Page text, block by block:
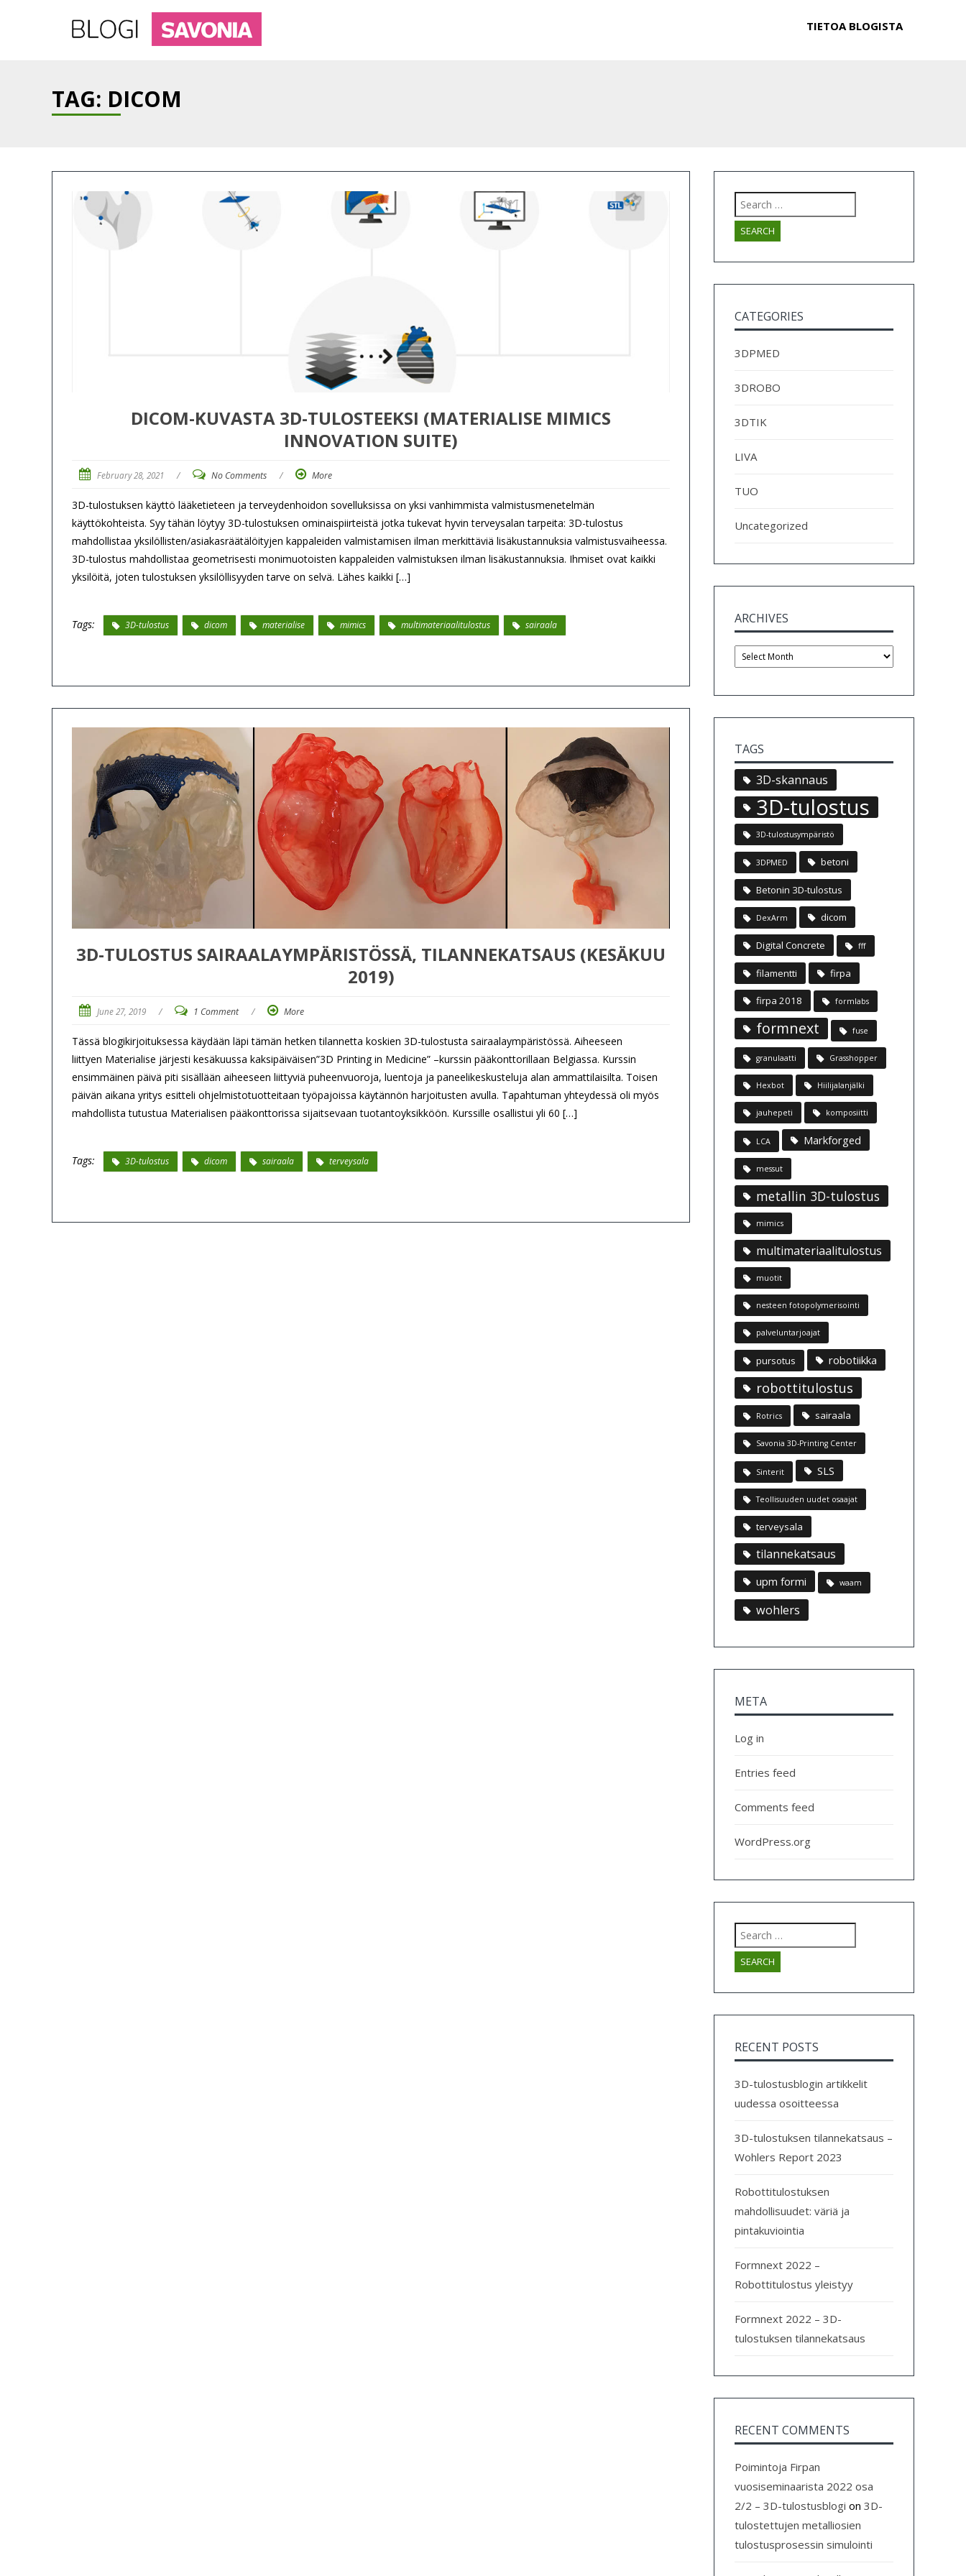
TIETOA BLOGISTA
TAG: DICOM
DICOM-KUVASTA 3D-TULOSTEEKSI (MATERIALISE MIMICS
INNOVATION SUITE)
February 28, 2021 / No Comments / More
3D-tulostuksen käyttö lääketieteen ja terveydenhoidon sovelluksissa on yksi vanhimmista valmistusmenetelmän
käyttökohteista. Syy tähän löytyy 3D-tulostuksen ominaispiirteistä jotka tukevat hyvin terveysalan tarpeita: 3D-tulostus
mahdollistaa yksilöllisten/asiakasräätälöityjen kappaleiden valmistamisen ilman merkittäviä lisäkustannuksia valmistusvaiheessa.
3D-tulostus mahdollistaa geometrisesti monimuotoisten kappaleiden valmistuksen ilman lisäkustannuksia. Ihmiset ovat kaikki
yksilöitä, joten tulostuksen yksilöllisyyden tarve on selvä. Lähes kaikki […]
Tags: 3D-tulostus dicom materialise mimics multimateriaalitulostus sairaala
3D-TULOSTUS SAIRAALAYMPÄRISTÖSSÄ, TILANNEKATSAUS (KESÄKUU
2019)
June 27, 2019 / 1 Comment / More
Tässä blogikirjoituksessa käydään läpi tämän hetken tilannetta koskien 3D-tulostusta sairaalaympäristössä. Aiheeseen
liittyen Materialise järjesti kesäkuussa kaksipäiväisen”3D Printing in Medicine” –kurssin pääkonttorillaan Belgiassa. Kurssin
ensimmäinen päivä piti sisällään aiheeseen liittyviä puheenvuoroja, luentoja ja paneelikeskusteluja alan ammattilaisilta. Toisen
päivän aikana yritys esitteli ohjelmistotuotteitaan työpajoissa käytännön harjoitusten avulla. Tapahtuman yhteydessä oli myös
mahdollista tutustua Materialisen pääkonttorissa sijaitsevaan tuotantoyksikköön. Kurssille osallistui yli 60 […]
Tags: 3D-tulostus dicom sairaala terveysala
Search
for:
CATEGORIES
3DPMED
3DROBO
3DTIK
LIVA
TUO
Uncategorized
ARCHIVES
Archives
TAGS
3D-skannaus
3D-tulostus
3D-tulostusympäristö
3DPMED betoni
Betonin 3D-tulostus
DexArm dicom
Digital Concrete fff
filamentti firpa
firpa 2018 formlabs
formnext fuse
granulaatti Grasshopper
Hexbot Hiilijalanjälki
jauhepeti komposiitti
LCA Markforged
messut
metallin 3D-tulostus
mimics
multimateriaalitulostus
muotit
nesteen fotopolymerisointi
palveluntarjoajat
pursotus robotiikka
robottitulostus
Rotrics sairaala
Savonia 3D-Printing Center
Sinterit SLS
Teollisuuden uudet osaajat
terveysala
tilannekatsaus
upm formi waam
wohlers
META
Log in
Entries feed
Comments feed
WordPress.org
Search
for:
RECENT POSTS
3D-tulostusblogin artikkelit
uudessa osoitteessa
3D-tulostuksen tilannekatsaus –
Wohlers Report 2023
Robottitulostuksen
mahdollisuudet: väriä ja
pintakuviointia
Formnext 2022 –
Robottitulostus yleistyy
Formnext 2022 – 3D-
tulostuksen tilannekatsaus
RECENT COMMENTS
Poimintoja Firpan
vuosiseminaarista 2022 osa
2/2 – 3D-tulostusblogi on3D-
tulostettujen metalliosien
tulostusprosessin simulointi